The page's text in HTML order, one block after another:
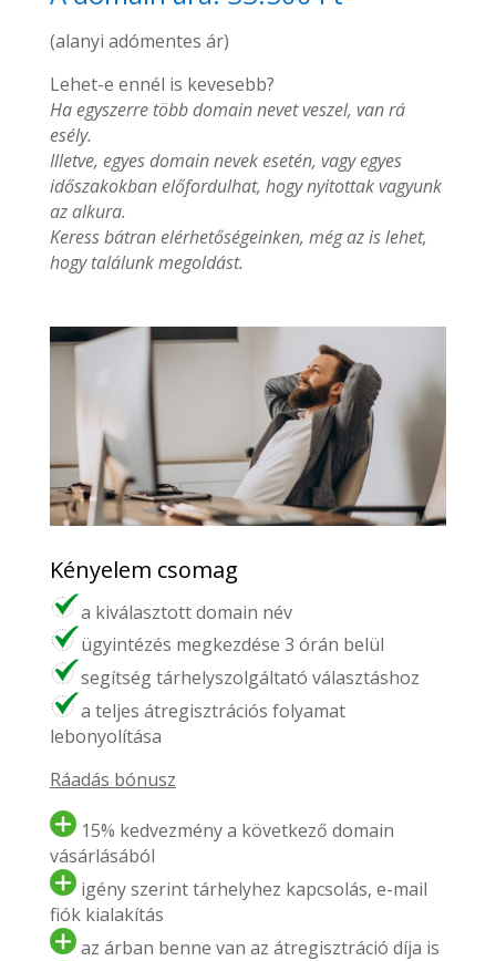
(alanyi adómentes ár)
Lehet-e ennél is kevesebb?
Ha egyszerre több domain nevet veszel, van rá
esély.
Illetve, egyes domain nevek esetén, vagy egyes
időszakokban előfordulhat, hogy nyitottak vagyunk
az alkura.
Keress bátran elérhetőségeinken, még az is lehet,
hogy találunk megoldást.
Kényelem csomag
a kiválasztott domain név
ügyintézés megkezdése 3 órán belül
segítség tárhelyszolgáltató választáshoz
a teljes átregisztrációs folyamat
lebonyolítása
Ráadás bónusz
15% kedvezmény a következő domain
vásárlásából
igény szerint tárhelyhez kapcsolás, e-mail
fiók kialakítás
az árban benne van az átregisztráció díja is